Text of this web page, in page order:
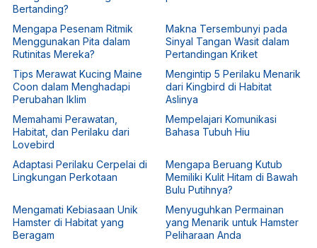
Bertanding?
Mengapa Pesenam Ritmik
Menggunakan Pita dalam
Rutinitas Mereka?
Makna Tersembunyi pada
Sinyal Tangan Wasit dalam
Pertandingan Kriket
Tips Merawat Kucing Maine
Coon dalam Menghadapi
Perubahan Iklim
Mengintip 5 Perilaku Menarik
dari Kingbird di Habitat
Aslinya
Memahami Perawatan,
Habitat, dan Perilaku dari
Lovebird
Mempelajari Komunikasi
Bahasa Tubuh Hiu
Adaptasi Perilaku Cerpelai di
Lingkungan Perkotaan
Mengapa Beruang Kutub
Memiliki Kulit Hitam di Bawah
Bulu Putihnya?
Mengamati Kebiasaan Unik
Hamster di Habitat yang
Beragam
Menyuguhkan Permainan
yang Menarik untuk Hamster
Peliharaan Anda